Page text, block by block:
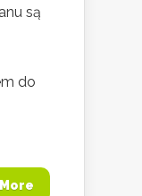
są
do